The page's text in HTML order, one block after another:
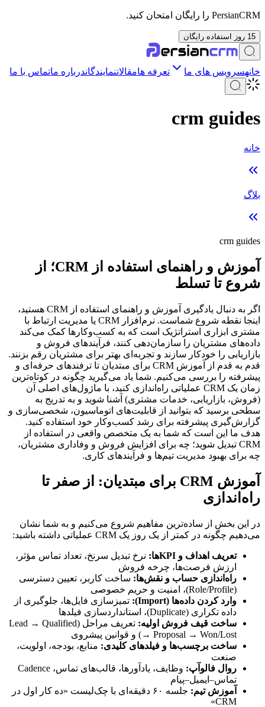
PersianCRM را رایگان امتحان کنید.
15 روز استفاده رایگان
خانهسرویس های ما تعرفه هامقالاتنمایندگاندرباره ماتماس با ما
crm guides
خانه
بلاگ
crm guides
آموزش و راهنمای استفاده از CRM؛ از
شروع تا تسلط
اگر به دنبال یادگیری آموزش و راهنمای استفاده از CRM هستید،
اینجا نقطه شروع شماست. نرم‌افزار CRM یا مدیریت ارتباط با
مشتری ابزاری استراتژیک است که به کسب‌وکارها کمک می‌کند
داده‌های مشتریان را سازمان‌دهی کنند، فرآیندهای فروش و
بازاریابی را خودکار سازند و تجربه‌ای بهتر برای مشتریان رقم بزنند.
قدم به قدم از آموزش CRM برای مبتدیان تا ترفندهای حرفه‌ای و
پیشرفته را بررسی می‌کنیم. شما یاد می‌گیرید چگونه در کوتاه‌ترین
زمان یک CRM عملیاتی راه‌اندازی کنید، با ماژول‌های اصلی آن
(فروش، بازاریابی، خدمات مشتری) آشنا شوید و به تدریج به
سطحی برسید که بتوانید از قابلیت‌های اتوماسیون، شخصی‌سازی و
گزارش‌گیری پیشرفته برای رشد کسب‌وکار خود استفاده کنید.
هدف ما این است که شما به یک متخصص واقعی در استفاده از
CRM تبدیل شوید؛ چه برای افزایش فروش و وفاداری مشتریان،
چه برای بهبود مدیریت تیم‌ها و فرآیندهای کاری.
آموزش CRM برای مبتدیان: از صفر تا
راه‌اندازی
در این بخش از ساده‌ترین مفاهیم شروع می‌کنیم و به شما نشان
می‌دهیم چگونه در کمتر از یک روز یک CRM عملیاتی داشته باشید:
تعریف اهداف و KPIها:
نرخ تبدیل سرنخ، تعداد تماس مؤثر،
ارزش فرصت‌ها، چرخه فروش
راه‌اندازی حساب و نقش‌ها: ساخت کاربر، تعیین دسترسی
(Role/Profile)، امنیت و حریم خصوصی
وارد کردن داده‌ها (Import):
تمیزسازی فایل‌ها، جلوگیری از
داده تکراری (Duplicate)، استانداردسازی فیلدها
ساخت قیف فروش اولیه:
تعریف مراحل (Lead → Qualified
→ Proposal → Won/Lost) و قوانین پیشروی
ساخت برچسب‌ها و فیلدهای کلیدی: منابع، بودجه، اولویت،
صنعت
روال فالوآپ:
وظایف، یادآورها، قالب‌های تماس، Cadence
تماس–ایمیل–پیام
آموزش تیم:
جلسه ۶۰ دقیقه‌ای با چک‌لیست «ده کار اول در
CRM»